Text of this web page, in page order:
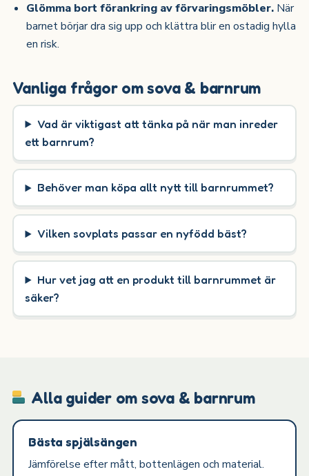
Glömma bort förankring av förvaringsmöbler. När
barnet börjar dra sig upp och klättra blir en ostadig hylla
en risk.
Vanliga frågor om sova & barnrum
Vad är viktigast att tänka på när man inreder
ett barnrum?
Behöver man köpa allt nytt till barnrummet?
Vilken sovplats passar en nyfödd bäst?
Hur vet jag att en produkt till barnrummet är
säker?
Alla guider om sova & barnrum
Bästa spjälsängen
Jämförelse efter mått, bottenlägen och material.